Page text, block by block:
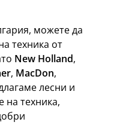
можете да
техника от
New Holland,
, MacDon,
лесни и
на техника,